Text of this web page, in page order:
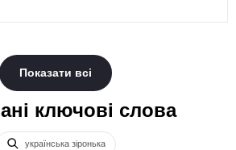
Показати всі
ключові слова
українська зіронька